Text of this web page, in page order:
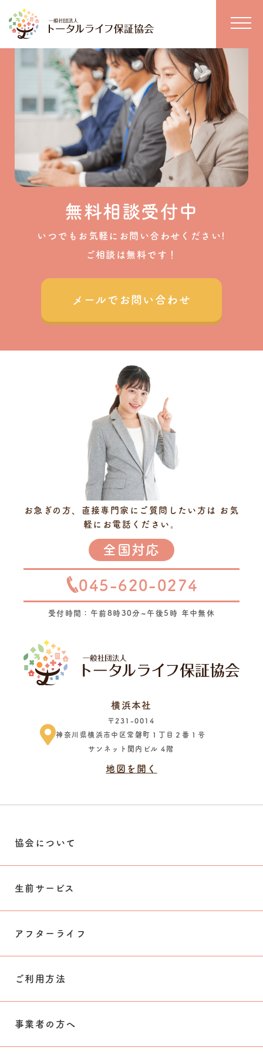
無料相談受付中
いつでもお気軽にお問い合わせください!
ご相談は無料です！
メールでお問い合わせ
お急ぎの方、直接専門家にご質問したい方は
お気
軽にお電話ください。
全国対応
045-620-0274
受付時間：午前8時30分~午後5時 年中無休
横浜本社
〒231-0014
神奈川県横浜市中区常磐町１丁目２番１号
サンネット関内ビル 4階
地図を開く
協会について
生前サービス
アフターライフ
ご利用方法
事業者の方へ